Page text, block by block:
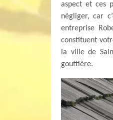
aspect et ces
négliger, car
entreprise
constituent
la ville de
gouttière.